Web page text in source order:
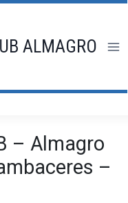
ALMAGRO
– Almagro
–